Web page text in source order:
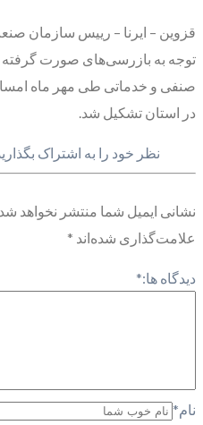
قزوین – ایرنا – رییس سازمان
توجه به بازرسی‌های صورت گرفته
در استان تشکیل شد.
نظر خود را به اشتراک
نشانی ایمیل شما منتشر نخواهد
علامت‌گذاری شده‌اند *
دیدگاه ها:*
نام*